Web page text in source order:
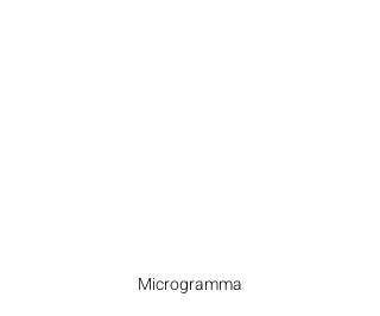
Microgramma